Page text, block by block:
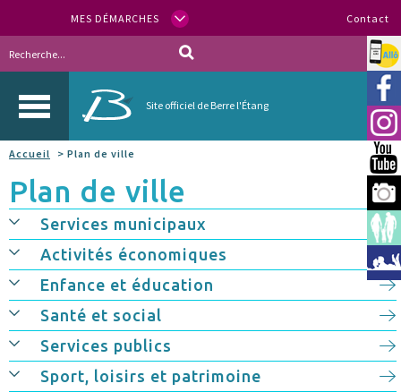
MES DÉMARCHES Contact
Site officiel de Berre l'Étang
Allo
Accueil > Plan de ville
Plan de ville
Services municipaux
Activités économiques
Enfance et éducation
Santé et social
Services publics
Sport, loisirs et patrimoine